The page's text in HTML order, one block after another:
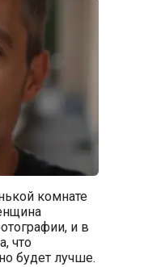
комнате
и в
что
будет лучше.